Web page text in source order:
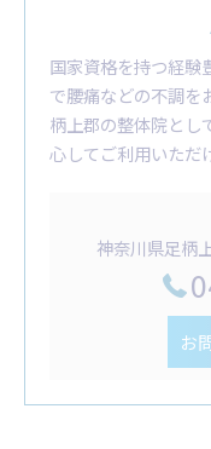
国家資格を持つ経験
で腰痛などの不調を
柄上郡の整体院とし
心してご利用いただ
神奈川県足柄
お